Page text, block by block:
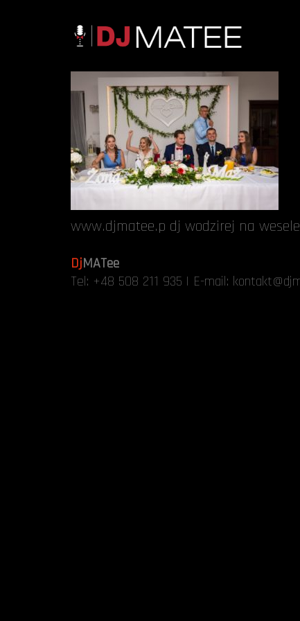
www.djmatee.p dj wodzirej na
DjMATee
Tel: +48 508 211 935 | E-mail: